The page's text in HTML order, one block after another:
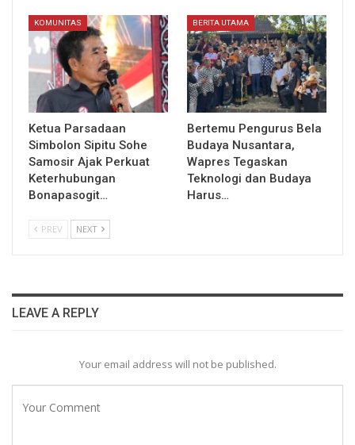
KOMUNITAS
Ketua Parsadaan
Simbolon Sipitu Sohe
Samosir Ajak Perkuat
Keterhubungan
Bonapasogit…
BERITA UTAMA
Bertemu Pengurus Bela
Budaya Nusantara,
Wapres Tegaskan
Teknologi dan Budaya
Harus…
PREV NEXT
LEAVE A REPLY
Your email address will not be published.